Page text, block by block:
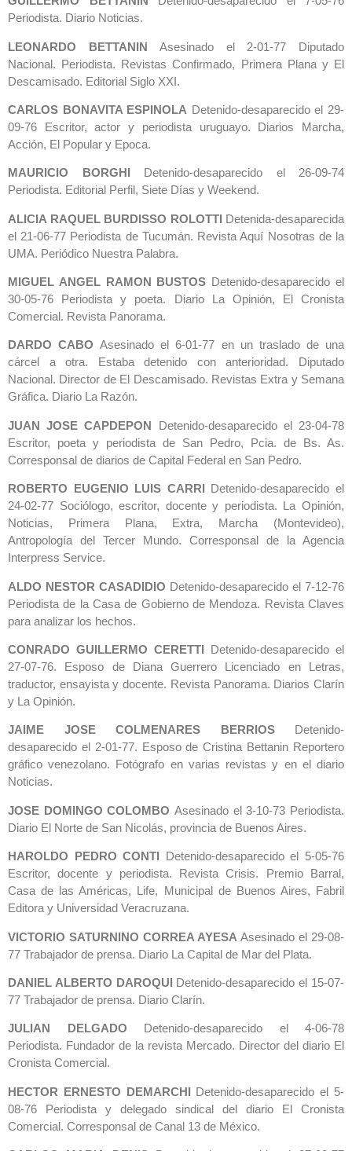
Periodista. Diario Noticias.
LEONARDO BETTANIN Asesinado el 2-01-77 Diputado
Nacional. Periodista. Revistas Confirmado, Primera Plana y El
Descamisado. Editorial Siglo XXI.
CARLOS BONAVITA ESPINOLA Detenido-desaparecido el 29-
09-76 Escritor, actor y periodista uruguayo. Diarios Marcha,
Acción, El Popular y Epoca.
MAURICIO BORGHI Detenido-desaparecido el 26-09-74
Periodista. Editorial Perfil, Siete Días y Weekend.
ALICIA RAQUEL BURDISSO ROLOTTI Detenida-desaparecida
el 21-06-77 Periodista de Tucumán. Revista Aquí Nosotras de la
UMA. Periódico Nuestra Palabra.
MIGUEL ANGEL RAMON BUSTOS Detenido-desaparecido el
30-05-76 Periodista y poeta. Diario La Opinión, El Cronista
Comercial. Revista Panorama.
DARDO CABO Asesinado el 6-01-77 en un traslado de una
cárcel a otra. Estaba detenido con anterioridad. Diputado
Nacional. Director de El Descamisado. Revistas Extra y Semana
Gráfica. Diario La Razón.
JUAN JOSE CAPDEPON Detenido-desaparecido el 23-04-78
Escritor, poeta y periodista de San Pedro, Pcia. de Bs. As.
Corresponsal de diarios de Capital Federal en San Pedro.
ROBERTO EUGENIO LUIS CARRI Detenido-desaparecido el
24-02-77 Sociólogo, escritor, docente y periodista. La Opinión,
Noticias, Primera Plana, Extra, Marcha (Montevideo),
Antropología del Tercer Mundo. Corresponsal de la Agencia
Interpress Service.
ALDO NESTOR CASADIDIO Detenido-desaparecido el 7-12-76
Periodista de la Casa de Gobierno de Mendoza. Revista Claves
para analizar los hechos.
CONRADO GUILLERMO CERETTI Detenido-desaparecido el
27-07-76. Esposo de Diana Guerrero Licenciado en Letras,
traductor, ensayista y docente. Revista Panorama. Diarios Clarín
y La Opinión.
JAIME JOSE COLMENARES BERRIOSDetenido-
desaparecido el 2-01-77. Esposo de Cristina Bettanin Reportero
gráfico venezolano. Fotógrafo en varias revistas y en el diario
Noticias.
JOSE DOMINGO COLOMBO Asesinado el 3-10-73 Periodista.
Diario El Norte de San Nicolás, provincia de Buenos Aires.
HAROLDO PEDRO CONTI Detenido-desaparecido el 5-05-76
Escritor, docente y periodista. Revista Crisis. Premio Barral,
Casa de las Américas, Life, Municipal de Buenos Aires, Fabril
Editora y Universidad Veracruzana.
VICTORIO SATURNINO CORREA AYESA Asesinado el 29-08-
77 Trabajador de prensa. Diario La Capital de Mar del Plata.
DANIEL ALBERTO DAROQUI Detenido-desaparecido el 15-07-
77 Trabajador de prensa. Diario Clarín.
JULIAN DELGADO Detenido-desaparecido el 4-06-78
Periodista. Fundador de la revista Mercado. Director del diario El
Cronista Comercial.
HECTOR ERNESTO DEMARCHI Detenido-desaparecido el 5-
08-76 Periodista y delegado sindical del diario El Cronista
Comercial. Corresponsal de Canal 13 de México.